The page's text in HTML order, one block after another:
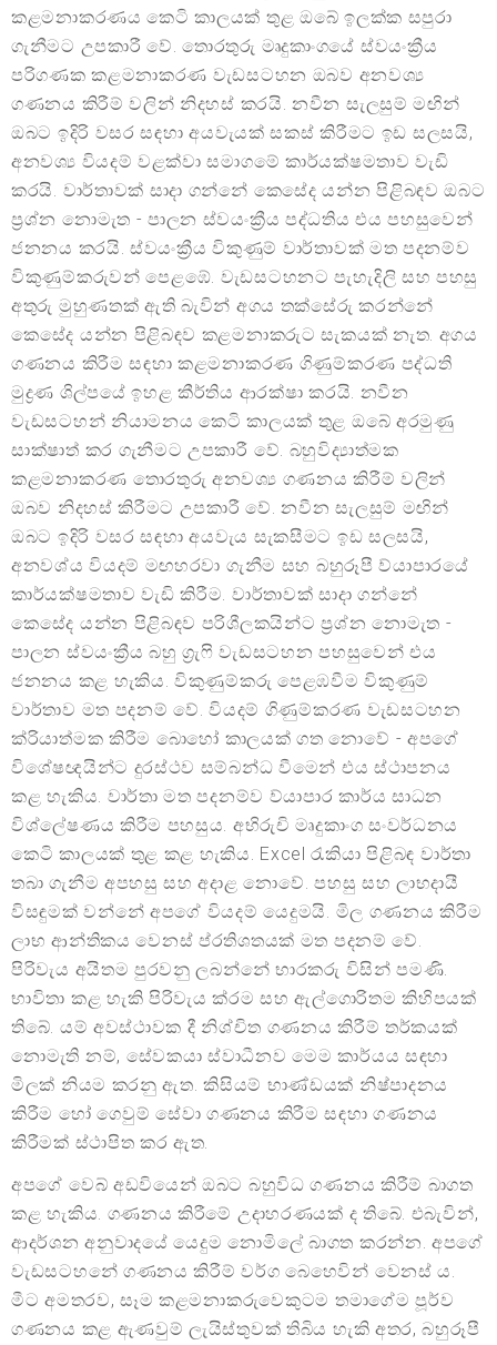
කළමනාකරණය කෙටි කාලයක් තුළ ඔබේ ඉලක්ක සපුරා
ගැනීමට උපකාරී වේ. තොරතුරු මෘදුකාංගයේ ස්වයංක්‍රීය
පරිගණක කළමනාකරණ වැඩසටහන ඔබව අනවශ්‍ය
ගණනය කිරීම් වලින් නිදහස් කරයි. නවීන සැලසුම් මඟින්
ඔබට ඉදිරි වසර සඳහා අයවැයක් සකස් කිරීමට ඉඩ සලසයි,
අනවශ්‍ය වියදම් වළක්වා සමාගමේ කාර්යක්ෂමතාව වැඩි
කරයි. වාර්තාවක් සාදා ගන්නේ කෙසේද යන්න පිළිබඳව ඔබට
ප්‍රශ්න නොමැත - පාලන ස්වයංක්‍රීය පද්ධතිය එය පහසුවෙන්
ජනනය කරයි. ස්වයංක්‍රීය විකුණුම් වාර්තාවක් මත පදනම්ව
විකුණුම්කරුවන් පෙළඹේ. වැඩසටහනට පැහැදිලි සහ පහසු
අතුරු මුහුණතක් ඇති බැවින් අගය තක්සේරු කරන්නේ
කෙසේද යන්න පිළිබඳව කළමනාකරුට සැකයක් නැත. අගය
ගණනය කිරීම සඳහා කළමනාකරණ ගිණුම්කරණ පද්ධති
මුද්‍රණ ශිල්පයේ ඉහළ කීර්තිය ආරක්ෂා කරයි. නවීන
වැඩසටහන් නියාමනය කෙටි කාලයක් තුළ ඔබේ අරමුණු
සාක්ෂාත් කර ගැනීමට උපකාරී වේ. බහුවිද්‍යාත්මක
කළමනාකරණ තොරතුරු අනවශ්‍ය ගණනය කිරීම් වලින්
ඔබව නිදහස් කිරීමට උපකාරී වේ. නවීන සැලසුම් මඟින්
ඔබට ඉදිරි වසර සඳහා අයවැය සැකසීමට ඉඩ සලසයි,
අනවශ්ය වියදම් මඟහරවා ගැනීම සහ බහුරූපී ව්යාපාරයේ
කාර්යක්ෂමතාව වැඩි කිරීම. වාර්තාවක් සාදා ගන්නේ
කෙසේද යන්න පිළිබඳව පරිශීලකයින්ට ප්‍රශ්න නොමැත -
පාලන ස්වයංක්‍රීය බහු ග්‍රැෆි වැඩසටහන පහසුවෙන් එය
ජනනය කළ හැකිය. විකුණුම්කරු පෙළඹවීම විකුණුම්
වාර්තාව මත පදනම් වේ. වියදම් ගිණුම්කරණ වැඩසටහන
ක්රියාත්මක කිරීම බොහෝ කාලයක් ගත නොවේ - අපගේ
විශේෂඥයින්ට දුරස්ථව සම්බන්ධ වීමෙන් එය ස්ථාපනය
කළ හැකිය. වාර්තා මත පදනම්ව ව්යාපාර කාර්ය සාධන
විශ්ලේෂණය කිරීම පහසුය. අභිරුචි මෘදුකාංග සංවර්ධනය
කෙටි කාලයක් තුළ කළ හැකිය. Excel රැකියා පිළිබඳ වාර්තා
තබා ගැනීම අපහසු සහ අදාළ නොවේ. පහසු සහ ලාභදායී
විසඳුමක් වන්නේ අපගේ වියදම් යෙදුමයි. මිල ගණනය කිරීම
ලාභ ආන්තිකය වෙනස් ප්රතිශතයක් මත පදනම් වේ.
පිරිවැය අයිතම පුරවනු ලබන්නේ භාරකරු විසින් පමණි.
භාවිතා කළ හැකි පිරිවැය ක්රම සහ ඇල්ගොරිතම කිහිපයක්
තිබේ. යම් අවස්ථාවක දී නිශ්චිත ගණනය කිරීම් තර්කයක්
නොමැති නම්, සේවකයා ස්වාධීනව මෙම කාර්යය සඳහා
මිලක් නියම කරනු ඇත. කිසියම් භාණ්ඩයක් නිෂ්පාදනය
කිරීම හෝ ගෙවුම් සේවා ගණනය කිරීම සඳහා ගණනය
කිරීමක් ස්ථාපිත කර ඇත.
අපගේ වෙබ් අඩවියෙන් ඔබට බහුවිධ ගණනය කිරීම් බාගත
කළ හැකිය. ගණනය කිරීමේ උදාහරණයක් ද තිබේ. එබැවින්,
ආදර්ශන අනුවාදයේ යෙදුම නොමිලේ බාගත කරන්න. අපගේ
වැඩසටහනේ ගණනය කිරීම් වර්ග බෙහෙවින් වෙනස් ය.
මීට අමතරව, සෑම කළමනාකරුවෙකුටම තමාගේම පූර්ව
ගණනය කළ ඇණවුම් ලැයිස්තුවක් තිබිය හැකි අතර, බහුරූපී